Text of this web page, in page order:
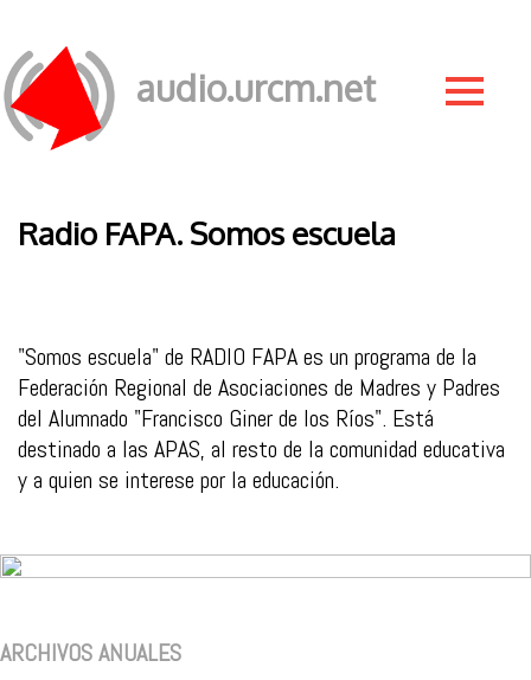
audio.urcm.net
Radio FAPA. Somos escuela
"Somos escuela" de RADIO FAPA es un programa de la
Federación Regional de Asociaciones de Madres y Padres
del Alumnado "Francisco Giner de los Ríos". Está
destinado a las APAS, al resto de la comunidad educativa
y a quien se interese por la educación.
ARCHIVOS ANUALES